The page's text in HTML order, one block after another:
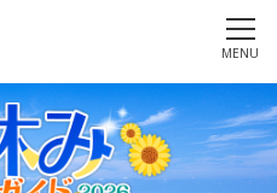
MENU